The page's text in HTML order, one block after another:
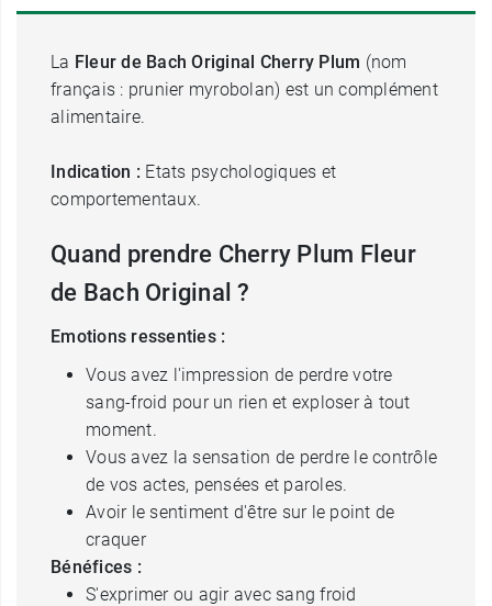
La Fleur de Bach Original Cherry Plum (nom
français : prunier myrobolan) est un complément
alimentaire.
Indication : Etats psychologiques et
comportementaux.
Quand prendre Cherry Plum Fleur
de Bach Original ?
Emotions ressenties :
Vous avez l'impression de perdre votre
sang-froid pour un rien et exploser à tout
moment.
Vous avez la sensation de perdre le contrôle
de vos actes, pensées et paroles.
Avoir le sentiment d'être sur le point de
craquer
Bénéfices :
S'exprimer ou agir avec sang froid